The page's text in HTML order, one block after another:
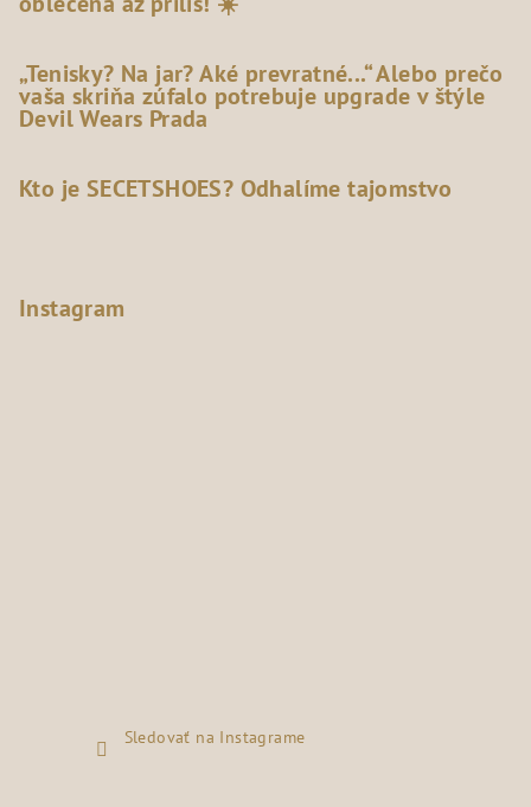
„Tenisky? Na jar? Aké prevratné...“ Alebo prečo
vaša skriňa zúfalo potrebuje upgrade v štýle
Devil Wears Prada
Kto je SECETSHOES? Odhalíme tajomstvo
Instagram
Sledovať na Instagrame